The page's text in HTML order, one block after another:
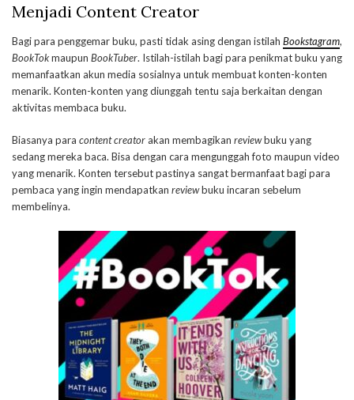
Menjadi Content Creator
Bagi para penggemar buku, pasti tidak asing dengan istilah Bookstagram,
BookTokmaupun BookTuber. Istilah-istilah bagi para penikmat buku yang
memanfaatkan akun media sosialnya untuk membuat konten-konten
menarik. Konten-konten yang diunggah tentu saja berkaitan dengan
aktivitas membaca buku.
Biasanya para content creatorakan membagikan reviewbuku yang
sedang mereka baca. Bisa dengan cara mengunggah foto maupun video
yang menarik. Konten tersebut pastinya sangat bermanfaat bagi para
pembaca yang ingin mendapatkan reviewbuku incaran sebelum
membelinya.